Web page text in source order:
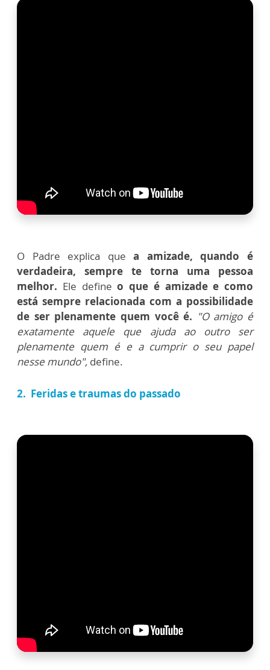
O Padre explica quea amizade, quando é
verdadeira, sempre te torna uma pessoa
melhor. Ele defineo que é amizade e como
está sempre relacionada com a possibilidade
de ser plenamente quem você é. "O amigo é
exatamente aquele que ajuda ao outro ser
plenamente quem é e a cumprir o seu papel
nesse mundo", define.
2. Feridas e traumas do passado